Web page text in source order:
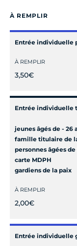
Samedi
Dimanche
À REMPLIR
Entrée individuelle
À REMPLIR
3,50€
Entrée individuelle
jeunes âgés de - 26
famille titulaire de
personnes âgées
carte MDPH
gardiens de la paix
À REMPLIR
2,00€
Entrée individuelle